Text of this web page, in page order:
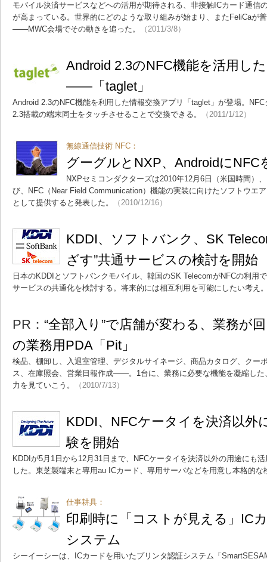
モバイル決済サービスなどへの活用が期待される、非接触ICカード通信
が高まっている。世界的にどのような取り組みが始まり、またFeliCaが
――MWC会場でその動きを追った。
（2011/3/8）
Android 2.3のNFC機能を活用し
――「taglet」
Android 2.3のNFC機能を利用した情報交換アプリ「taglet」が登場。
2.3搭載の端末同士をタッチさせることで交換できる。
（2011/1/12）
無線通信技術 NFC：
グーグルとNXP、AndroidにNFC
NXPセミコンダクターズは2010年12月6日（米国時間）
び、NFC（Near Field Communication）機能の実装に向けたソフトウエ
として提供すると発表した。
（2010/12/16）
KDDI、ソフトバンク、SK
ざす”共通サービスの検討を開始
日本のKDDIとソフトバンクモバイル、韓国のSK TelecomがNFCの利用
サービスの共通化を検討する。将来的には相互利用を可能にしたい考え
PR： “全部入り”で店舗が変わる、業務
の業務用PDA「Pit」
検品、棚卸し、入退室管理、デジタルサイネージ、商品カタログ、クー
ス、在庫照会、営業日報作成――。1台に、業務に必要な機能を凝縮し
力を見ていこう。
（2010/7/13）
KDDI、NFCケータイを決済以外
験を開始
KDDIが5月1日から12月31日まで、NFCケータイを決済以外の用途にも
した。東芝製端末と専用au ICカード、専用サーバなどを用意し本格的な
仕事耕具：
印刷時に「コストが見える」IC
システム
シーイーシーは、ICカードを用いたプリンタ認証システム「